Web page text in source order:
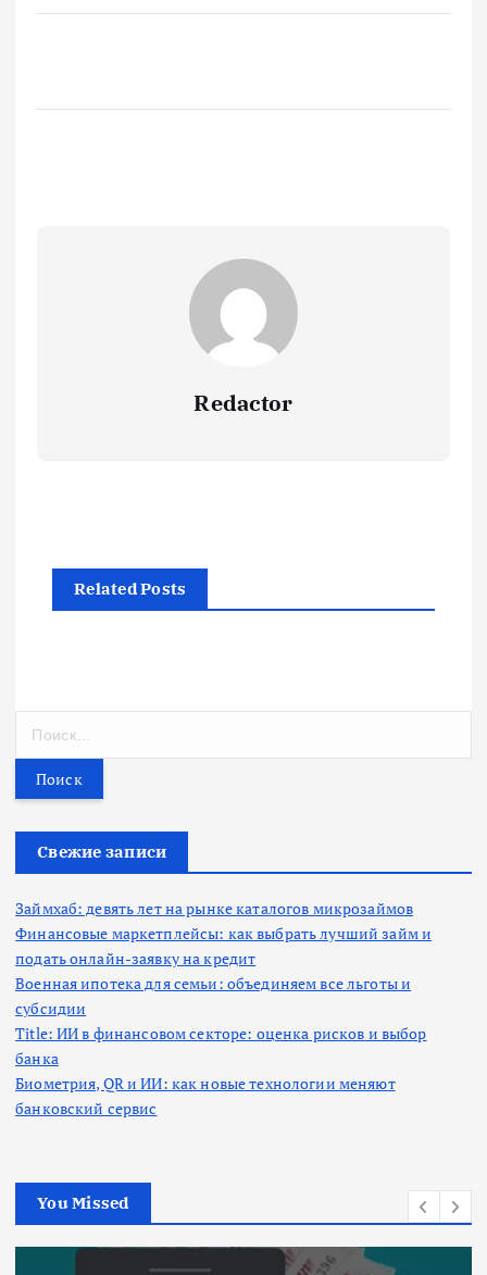
Redactor
Related Posts
т
Свежие записи
Займхаб: девять лет на рынке каталогов микрозаймов
Финансовые маркетплейсы: как выбрать лучший займ и
подать онлайн-заявку на кредит
Военная ипотека для семьи: объединяем все льготы и
субсидии
Title: ИИ в финансовом секторе: оценка рисков и выбор
банка
Биометрия, QR и ИИ: как новые технологии меняют
банковский сервис
You Missed